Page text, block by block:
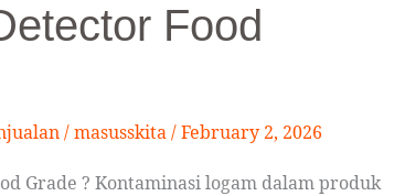
Food
/masusskita/February 2, 2026
Grade ? Kontaminasi logam dalam produk